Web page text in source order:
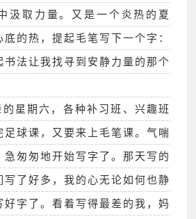
汲取力量。又是一个炎热的夏
的热，提起毛笔写下一个字：
书法让我找寻到安静力量的那个
星期六，各种补习班、兴趣班
足球课，又要来上毛笔课。气喘
急匆匆地开始写字了。那天写的
写了好多，我的心无论如何也静
好字了。看着写得最差的我，妈